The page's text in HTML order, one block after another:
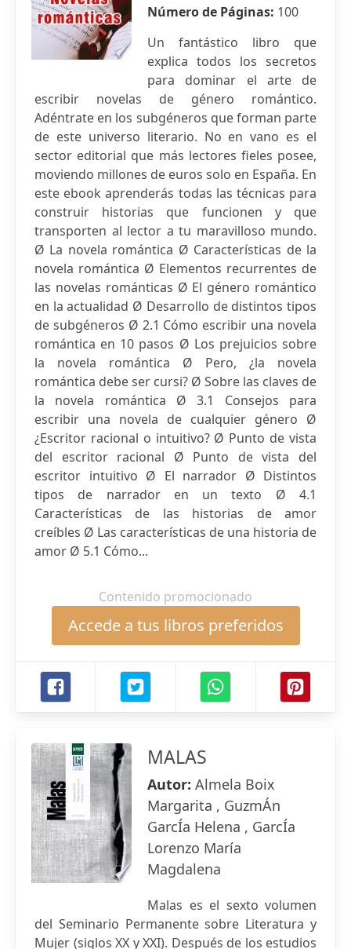
Número de Páginas: 100
Un fantástico libro que
explica todos los secretos
para dominar el arte de
escribir novelas de género romántico.
Adéntrate en los subgéneros que forman parte
de este universo literario. No en vano es el
sector editorial que más lectores fieles posee,
moviendo millones de euros solo en España. En
este ebook aprenderás todas las técnicas para
construir historias que funcionen y que
transporten al lector a tu maravilloso mundo.
Ø La novela romántica Ø Características de la
novela romántica Ø Elementos recurrentes de
las novelas románticas Ø El género romántico
en la actualidad Ø Desarrollo de distintos tipos
de subgéneros Ø 2.1 Cómo escribir una novela
romántica en 10 pasos Ø Los prejuicios sobre
la novela romántica Ø Pero, ¿la novela
romántica debe ser cursi? Ø Sobre las claves de
la novela romántica Ø 3.1 Consejos para
escribir una novela de cualquier género Ø
¿Escritor racional o intuitivo? Ø Punto de vista
del escritor racional Ø Punto de vista del
escritor intuitivo Ø El narrador Ø Distintos
tipos de narrador en un texto Ø 4.1
Características de las historias de amor
creíbles Ø Las características de una historia de
amor Ø 5.1 Cómo...
Contenido promocionado
Accede a tus libros preferidos
MALAS
Autor: Almela Boix
Margarita , GuzmÁn
GarcÍa Helena , GarcÍa
Lorenzo María
Magdalena
Malas es el sexto volumen
del Seminario Permanente sobre Literatura y
Mujer (siglos XX y XXI). Después de los estudios